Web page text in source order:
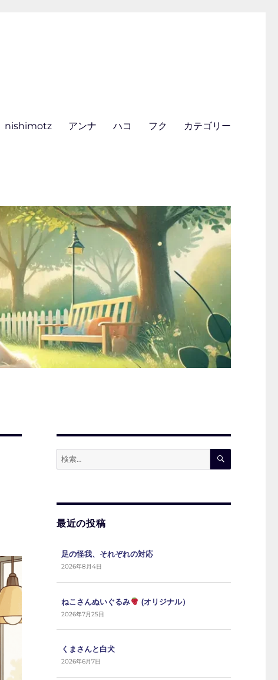
nishimotz アンナ ハコ フク カテゴリー
検
索:
検
最近の投稿
足の怪我、それぞれの対応
2026年8月4日
ねこさんぬいぐるみ (オリジナル）
2026年7月25日
くまさんと白犬
2026年6月7日